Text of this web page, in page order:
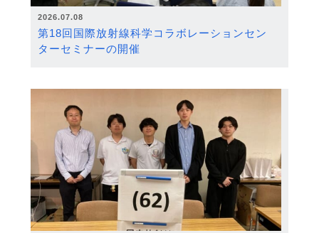
2026.07.08
第18回国際放射線科学コラボレーションセン
ターセミナーの開催